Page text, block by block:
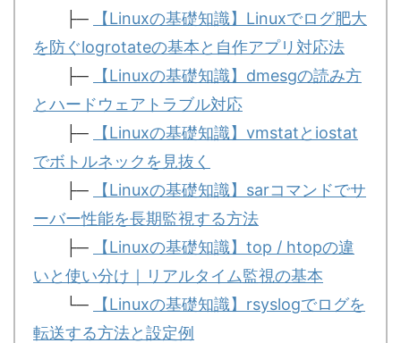
├─
【Linuxの基礎知識】Linuxでログ肥大
を防ぐlogrotateの基本と自作アプリ対応法
├─
【Linuxの基礎知識】dmesgの読み方
とハードウェアトラブル対応
├─
【Linuxの基礎知識】vmstatとiostat
でボトルネックを見抜く
├─
【Linuxの基礎知識】sarコマンドでサ
ーバー性能を長期監視する方法
├─
【Linuxの基礎知識】top / htopの違
いと使い分け｜リアルタイム監視の基本
└─
【Linuxの基礎知識】rsyslogでログを
転送する方法と設定例